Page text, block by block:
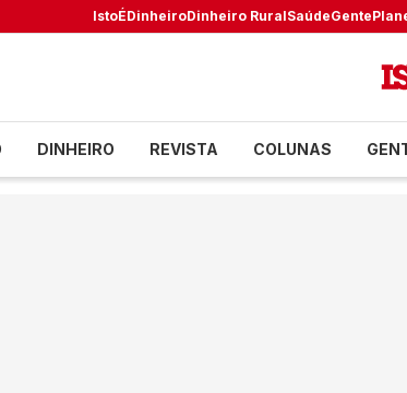
IstoÉDinheiroDinheiro RuralSaúdeGente
DINHEIRO REVISTA COLUNAS